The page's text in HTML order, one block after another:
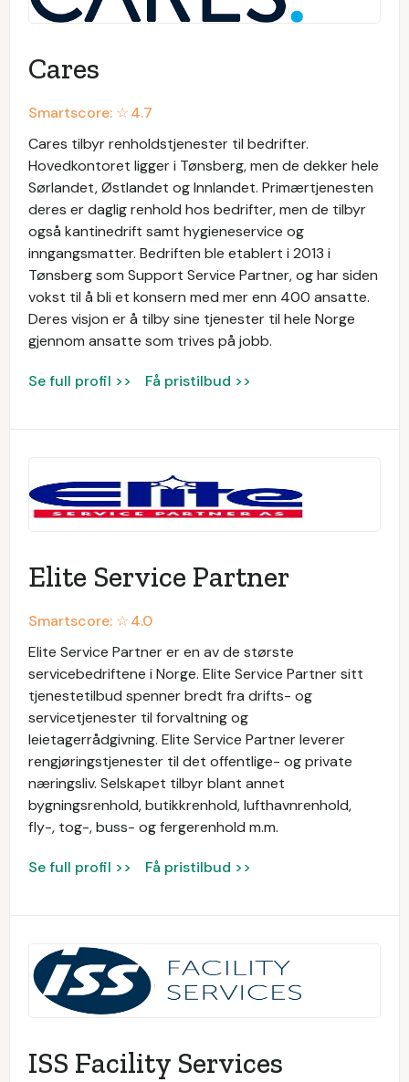
Cares
Smartscore: ☆4.7
Cares tilbyr renholdstjenester til bedrifter.
Hovedkontoret ligger i Tønsberg, men de dekker hele
Sørlandet, Østlandet og Innlandet. Primærtjenesten
deres er daglig renhold hos bedrifter, men de tilbyr
også kantinedrift samt hygieneservice og
inngangsmatter. Bedriften ble etablert i 2013 i
Tønsberg som Support Service Partner, og har siden
vokst til å bli et konsern med mer enn 400 ansatte.
Deres visjon er å tilby sine tjenester til hele Norge
gjennom ansatte som trives på jobb.
Se full profil >> Få pristilbud >>
Elite Service Partner
Smartscore: ☆4.0
Elite Service Partner er en av de største
servicebedriftene i Norge. Elite Service Partner sitt
tjenestetilbud spenner bredt fra drifts- og
servicetjenester til forvaltning og
leietagerrådgivning. Elite Service Partner leverer
rengjøringstjenester til det offentlige- og private
næringsliv. Selskapet tilbyr blant annet
bygningsrenhold, butikkrenhold, lufthavnrenhold,
fly-, tog-, buss- og fergerenhold m.m.
Se full profil >> Få pristilbud >>
ISS Facility Services